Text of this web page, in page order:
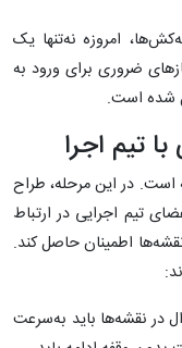
امروزه نه‌تنها یک
ضروری برای ورود به
شده است.
است. در این مرحله، طراح
تیم اجرایی در ارتباط
اطمینان حاصل کند.
در نقشه‌ها باید به‌سرعت